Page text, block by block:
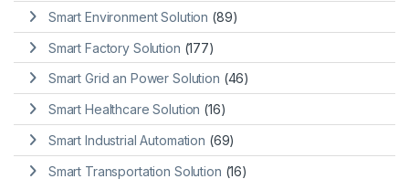
Smart Environment Solution (89)
Smart Factory Solution (177)
Smart Grid an Power Solution (46)
Smart Healthcare Solution (16)
Smart Industrial Automation (69)
Smart Transportation Solution (16)